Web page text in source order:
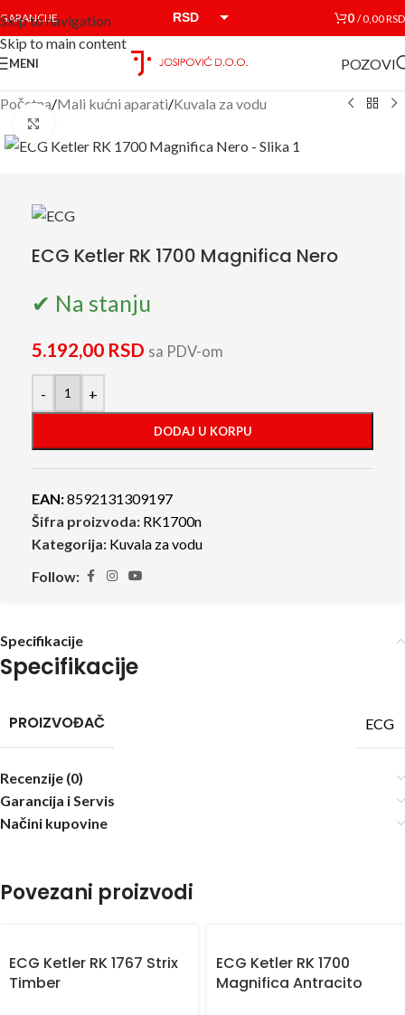
Skip to navigation
Skip to main content
GARANCIJE RSD 0 /0,00RSD
MENI POZOVI
Početna/Mali kućni aparati/Kuvala za vodu
ECG Ketler RK 1700 Magnifica Nero
✔ Na stanju
5.192,00 RSD sa PDV-om
- +
DODAJ U KORPU
EAN:8592131309197
Šifra proizvoda: RK1700n
Kategorija: Kuvala za vodu
Follow:
Specifikacije
Specifikacije
PROIZVOĐAČ ECG
Recenzije (0)
Garancija i Servis
Načini kupovine
Povezani proizvodi
ECG Ketler RK 1767 Strix
Timber
ECG Ketler RK 1700
Magnifica Antracito